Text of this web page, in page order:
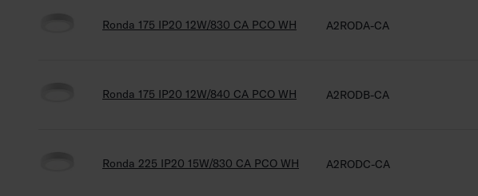
Ronda 175 IP20 12W/830 CA PCO WH A2RODA-CA
Ronda 175 IP20 12W/840 CA PCO WH A2RODB-CA
Ronda 225 IP20 15W/830 CA PCO WH A2RODC-CA